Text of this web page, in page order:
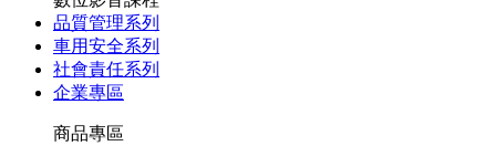
品質管理系列
車用安全系列
社會責任系列
企業專區
商品專區